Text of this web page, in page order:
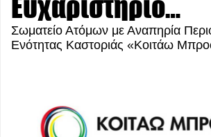
Ευχαριστήριο…
Σωματείο Ατόμων με Αναπηρία
Ενότητας Καστοριάς «Κοιτάω